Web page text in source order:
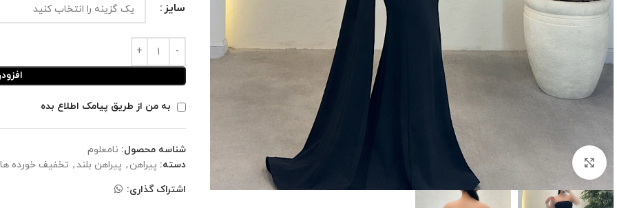
بزرگنمایی تصویر
سایز
به من از طریق پیامک اطلاع بده
شناسه محصول: نامعلوم
دسته: پیراهن , پیراهن بلند, تخفیف خورده ها
اشتراک گذاری: